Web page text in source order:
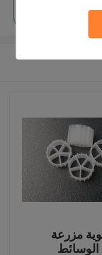
مزرعة
الوسائط